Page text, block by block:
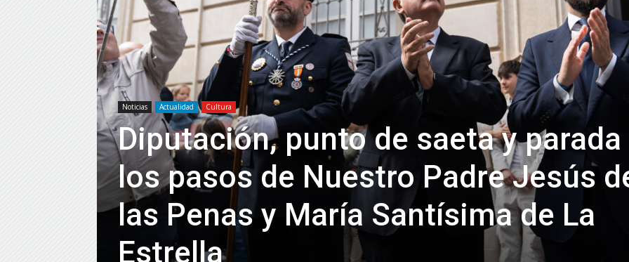
Almería
Noticias Actualidad Cultura
Diputación, punto de saeta y parada
los pasos de Nuestro Padre Jesús
las Penas y María Santísima de La
Estrella